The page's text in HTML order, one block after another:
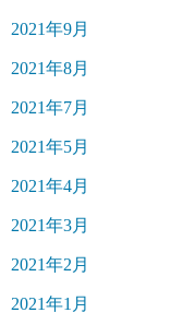
2021年9月
2021年8月
2021年7月
2021年5月
2021年4月
2021年3月
2021年2月
2021年1月